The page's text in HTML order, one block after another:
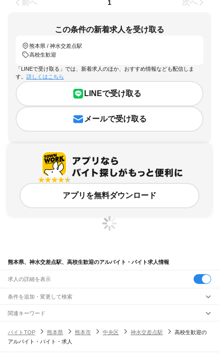
前へ 1 次へ
この条件の新着求人を受け取る
熊本県 / 神水交差点駅
高校生歓迎
「LINEで受け取る」では、新着求人のほか、おすすめ情報なども配信しま
す。 詳しくはこちら
LINEで受け取る
メールで受け取る
アプリを無料ダウンロード
熊本県、神水交差点駅、高校生歓迎のアルバイト・バイト求人情報
求人の詳細を表示
条件を追加・変更して検索
市区町村を追加・変更
熊本県すべて
熊本市 すべて
駅を追加・変更
職種を追加・変更
関連キーワード
バイトTOP
熊本県 熊本市 中央区 神水交差点駅
高校生歓迎の
アルバイト・バイト・求人